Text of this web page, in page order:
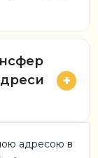
адресою в